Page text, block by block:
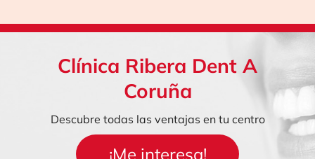
Clínica Ribera Dent A
Coruña
Descubre todas las ventajas en tu centro
¡Me interesa!